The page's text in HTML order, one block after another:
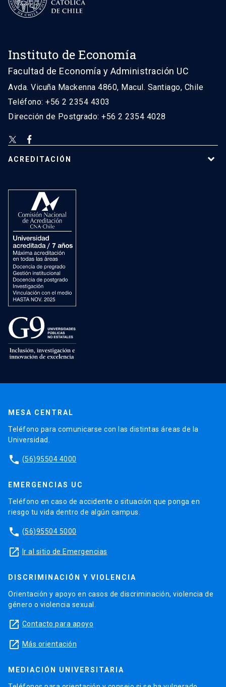
Instituto de Economía
Facultad de Economía y Administración UC
Avda. Vicuña Mackenna 4860, Macul. Santiago, Chile
Teléfono: +56 2 2354 4303
Dirección de Postgrado: +56 2 2354 4028
ACREDITACIÓN
MESA CENTRAL
Teléfono para comunicarse con las distintas áreas de la
Universidad.
phone (56)95504 4000
EMERGENCIAS UC
Teléfono en caso de accidente o situación que ponga en
riesgo tu vida dentro de algún campus.
phone (56)95504 5000
launch Ir al sitio de Emergencias
DISCRIMINACIÓN Y VIOLENCIA
Orientación y apoyo en casos de discriminación, violencia de
género o violencia sexual.
launch Contacto para apoyo
launch Más orientación
MEDIACIÓN UNIVERSITARIA